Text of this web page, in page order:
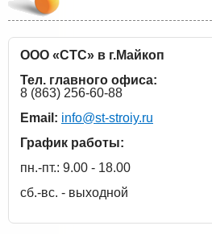
ООО «СТС» в г.Майкоп
Тел. главного офиса:
8 (863) 256-60-88
Email: info@st-stroiy.ru
График работы:
пн.-пт.: 9.00 - 18.00
сб.-вс. - выходной